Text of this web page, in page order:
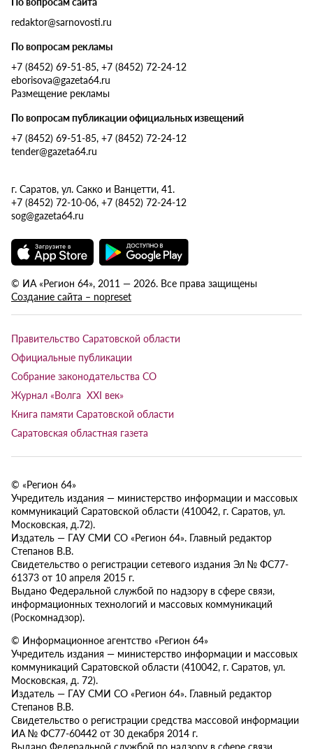
redaktor@sarnovosti.ru
По вопросам рекламы
+7 (8452) 69-51-85, +7 (8452) 72-24-12
eborisova@gazeta64.ru
Размещение рекламы
По вопросам публикации официальных извещений
+7 (8452) 69-51-85, +7 (8452) 72-24-12
tender@gazeta64.ru
г. Саратов, ул. Сакко и Ванцетти, 41.
+7 (8452) 72-10-06, +7 (8452) 72-24-12
sog@gazeta64.ru
© ИА «Регион 64», 2011 — 2026. Все права защищены
Создание сайта – nopreset
Правительство Саратовской области
Официальные публикации
Собрание законодательства СО
Журнал «Волга XXI век»
Книга памяти Саратовской области
Саратовская областная газета
© «Регион 64»
Учредитель издания — министерство информации и массовых
коммуникаций Саратовской области (410042, г. Саратов, ул.
Московская, д.72).
Издатель — ГАУ СМИ СО «Регион 64». Главный редактор
Степанов В.В.
Свидетельство о регистрации сетевого издания Эл № ФС77-
61373 от 10 апреля 2015 г.
Выдано Федеральной службой по надзору в сфере связи,
информационных технологий и массовых коммуникаций
(Роскомнадзор).
© Информационное агентство «Регион 64»
Учредитель издания — министерство информации и массовых
коммуникаций Саратовской области (410042, г. Саратов, ул.
Московская, д. 72).
Издатель — ГАУ СМИ СО «Регион 64». Главный редактор
Степанов В.В.
Свидетельство о регистрации средства массовой информации
ИА № ФС77-60442 от 30 декабря 2014 г.
Выдано Федеральной службой по надзору в сфере связи,